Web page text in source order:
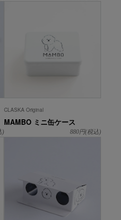
)
CLASKA Original
MAMBO ミニ缶ケース
880円(税込)